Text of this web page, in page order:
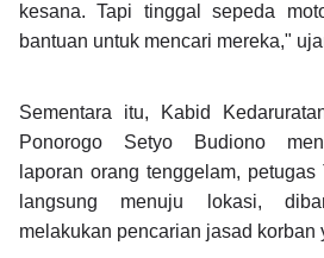
kesana. Tapi tinggal sepeda
bantuan untuk mencari mereka,"
Sementara itu, Kabid
Ponorogo Setyo Budiono
laporan orang tenggelam,
langsung menuju lokasi,
melakukan pencarian jasad korban